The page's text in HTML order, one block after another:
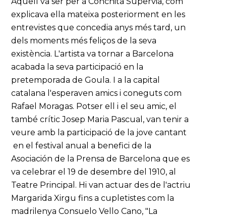
explicava ella mateixa posteriorment en les
entrevistes que concedia anys més tard, un
dels moments més feliços de la seva
existència. L'artista va tornar a Barcelona
acabada la seva participació en la
pretemporada de Goula. I a la capital
catalana l'esperaven amics i coneguts com
Rafael Moragas. Potser ell i el seu amic, el
també crític Josep Maria Pascual, van tenir a
veure amb la participació de la jove cantant
en el festival anual a benefici de la
Asociación de la Prensa de Barcelona que es
va celebrar el 19 de desembre del 1910, al
Teatre Principal. Hi van actuar des de l'actriu
Margarida Xirgu fins a cupletistes com la
madrilenya Consuelo Vello Cano, "La